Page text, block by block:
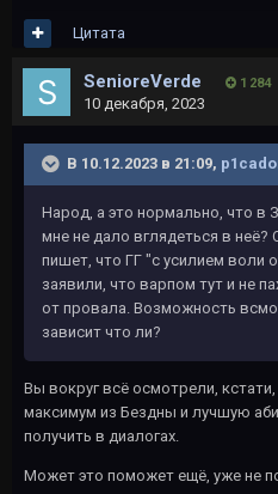
Цитата
SenioreVerde 1 284
10 декабря, 2023
В 10.12.2023 в 21:09,
Народ, а это нормально, что в
мне не дало вглядеться в
пишет, что ГГ "с усилием воли
заявили, что варпом тут и не
от провала. Возможность
зависит что ли?
Вы вокруг всё осмотрели,
максимум из Бездны и лучшую
получить в диалогах.
Может это поможет ещё, уже не